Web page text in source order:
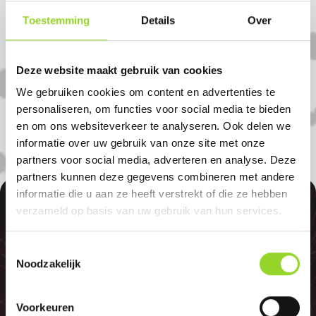
Toestemming Details Over
Deze website maakt gebruik van cookies
We gebruiken cookies om content en advertenties te
personaliseren, om functies voor social media te bieden
en om ons websiteverkeer te analyseren. Ook delen we
informatie over uw gebruik van onze site met onze
partners voor social media, adverteren en analyse. Deze
partners kunnen deze gegevens combineren met andere
informatie die u aan ze heeft verstrekt of die ze hebben
verzameld op basis van uw gebruik van hun services.
Noodzakelijk
Voorkeuren
Koop uw vuurwerk dan bij Van Den Berg
bent uiteraard ook welkom als u uit
Rouveen, Vollenhove of Meppel komt.
100%